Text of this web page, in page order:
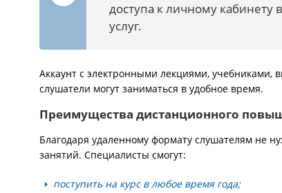
доступа к личному
услуг.
Аккаунт с электронными лекциями, учебниками,
слушатели могут заниматься в удобное время.
Преимущества дистанционного
Благодаря удаленному формату слушателям не
занятий. Специалисты смогут:
поступить на курс в любое время года;